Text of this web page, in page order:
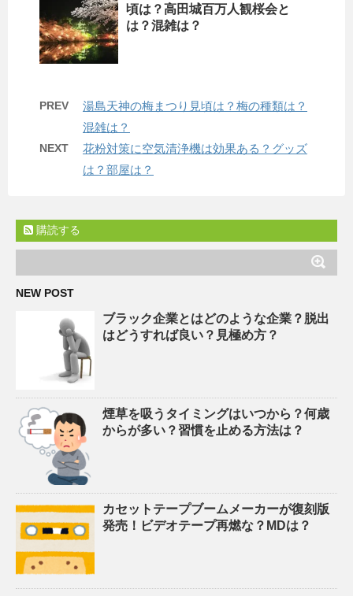
頃は？高田城百万人観桜会と
は？混雑は？
PREV
湯島天神の梅まつり見頃は？梅の種類は？
混雑は？
NEXT
花粉対策に空気清浄機は効果ある？グッズ
は？部屋は？
購読する
NEW POST
ブラック企業とはどのような企業？脱出
はどうすれば良い？見極め方？
煙草を吸うタイミングはいつから？何歳
からが多い？習慣を止める方法は？
カセットテープブームメーカーが復刻版
発売！ビデオテープ再燃な？MDは？